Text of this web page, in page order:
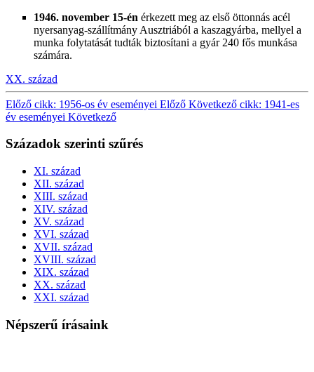
1946. november 15-én érkezett meg az első öttonnás acél
nyersanyag-szállítmány Ausztriából a kaszagyárba, mellyel a
munka folytatását tudták biztosítani a gyár 240 fős munkása
számára.
XX. század
Előző cikk: 1956-os év eseményei Előző Következő cikk: 1941-es
év eseményei Következő
Századok szerinti szűrés
XI. század
XII. század
XIII. század
XIV. század
XV. század
XVI. század
XVII. század
XVIII. század
XIX. század
XX. század
XXI. század
Népszerű írásaink